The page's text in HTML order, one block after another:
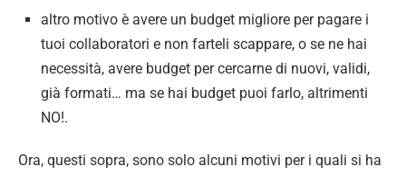
altro motivo è avere un budget migliore per pagare i
tuoi collaboratori e non farteli scappare, o se ne hai
necessità, avere budget per cercarne di nuovi, validi,
già formati… ma se hai budget puoi farlo, altrimenti
NO!.
Ora, questi sopra, sono solo alcuni motivi per i quali si ha